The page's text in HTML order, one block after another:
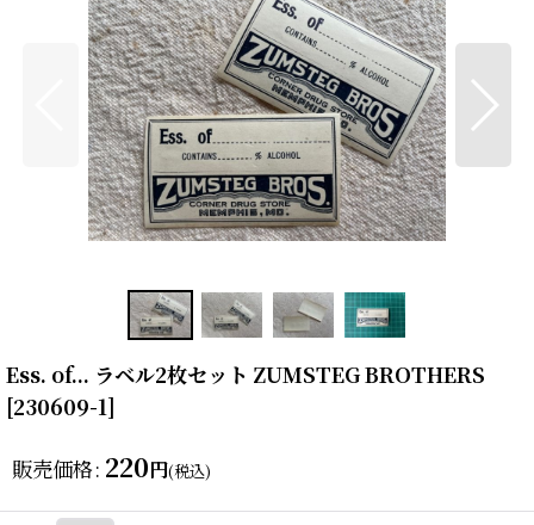
Ess. of... ラベル2枚セット ZUMSTEG BROTHERS
[230609-1]
販売価格: 220円(税込)